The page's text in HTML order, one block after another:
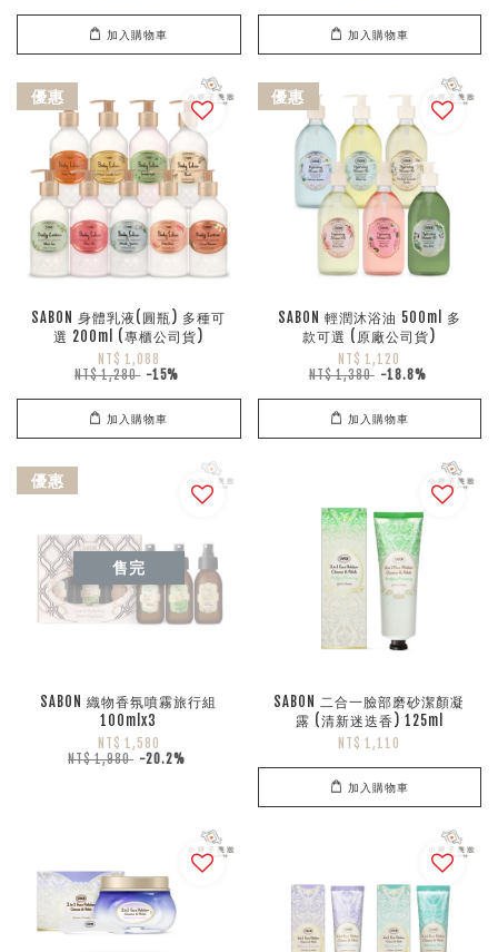
加入購物車 加入購物車
優惠
SABON 身體乳液(圓瓶) 多種可
選 200ml (專櫃公司貨)
NT$ 1,088
NT$ 1,280 -15%
加入購物車
優惠
SABON 輕潤沐浴油 500ml 多
款可選 (原廠公司貨)
NT$ 1,120
NT$ 1,380 -18.8%
加入購物車
優惠
售完
SABON 織物香氛噴霧旅行組
100mlx3
NT$ 1,580
NT$ 1,980 -20.2%
SABON 二合一臉部磨砂潔顏凝
露 (清新迷迭香) 125ml
NT$ 1,110
加入購物車